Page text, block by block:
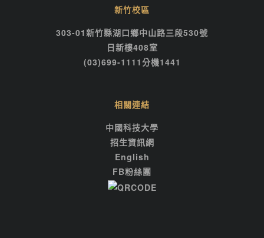
新竹校區
303-01新竹縣湖口鄉中山路三段530號
日新樓408室
(03)699-1111分機1441
相關連結
中國科技大學
招生資訊網
English
FB粉絲團